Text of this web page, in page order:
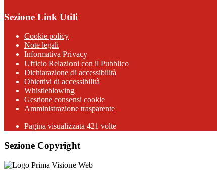
Sezione Link Utili
Cookie policy
Note legali
Informativa Privacy
Ufficio Relazioni con il Pubblico
Dichiarazione di accessibilità
Obiettivi di accessibilità
Whistleblowing
Gestione consensi cookie
Amministrazione trasparente
Pagina visualizzata 421 volte
Sezione Copyright